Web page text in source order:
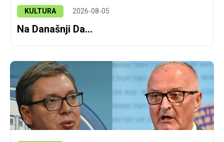
KULTURA 2026-08-05
Na Današnji Da...